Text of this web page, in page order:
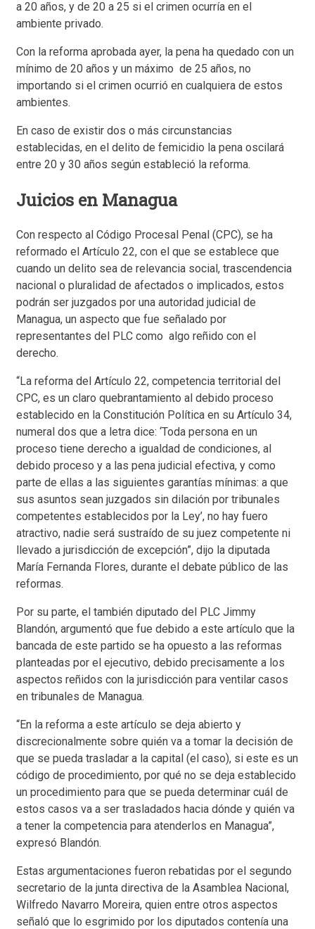
a 20 años, y de 20 a 25 si el crimen ocurría en el
ambiente privado.
Con la reforma aprobada ayer, la pena ha quedado con un
mínimo de 20 años y un máximo de 25 años, no
importando si el crimen ocurrió en cualquiera de estos
ambientes.
En caso de existir dos o más circunstancias
establecidas, en el delito de femicidio la pena oscilará
entre 20 y 30 años según estableció la reforma.
Juicios en Managua
Con respecto al Código Procesal Penal (CPC), se ha
reformado el Artículo 22, con el que se establece que
cuando un delito sea de relevancia social, trascendencia
nacional o pluralidad de afectados o implicados, estos
podrán ser juzgados por una autoridad judicial de
Managua, un aspecto que fue señalado por
representantes del PLC como algo reñido con el
derecho.
“La reforma del Artículo 22, competencia territorial del
CPC, es un claro quebrantamiento al debido proceso
establecido en la Constitución Política en su Artículo 34,
numeral dos que a letra dice: ‘Toda persona en un
proceso tiene derecho a igualdad de condiciones, al
debido proceso y a las pena judicial efectiva, y como
parte de ellas a las siguientes garantías mínimas: a que
sus asuntos sean juzgados sin dilación por tribunales
competentes establecidos por la Ley’, no hay fuero
atractivo, nadie será sustraído de su juez competente ni
llevado a jurisdicción de excepción”, dijo la diputada
María Fernanda Flores, durante el debate público de las
reformas.
Por su parte, el también diputado del PLC Jimmy
Blandón, argumentó que fue debido a este artículo que la
bancada de este partido se ha opuesto a las reformas
planteadas por el ejecutivo, debido precisamente a los
aspectos reñidos con la jurisdicción para ventilar casos
en tribunales de Managua.
“En la reforma a este artículo se deja abierto y
discrecionalmente sobre quién va a tomar la decisión de
que se pueda trasladar a la capital (el caso), si este es un
código de procedimiento, por qué no se deja establecido
un procedimiento para que se pueda determinar cuál de
estos casos va a ser trasladados hacia dónde y quién va
a tener la competencia para atenderlos en Managua”,
expresó Blandón.
Estas argumentaciones fueron rebatidas por el segundo
secretario de la junta directiva de la Asamblea Nacional,
Wilfredo Navarro Moreira, quien entre otros aspectos
señaló que lo esgrimido por los diputados contenía una